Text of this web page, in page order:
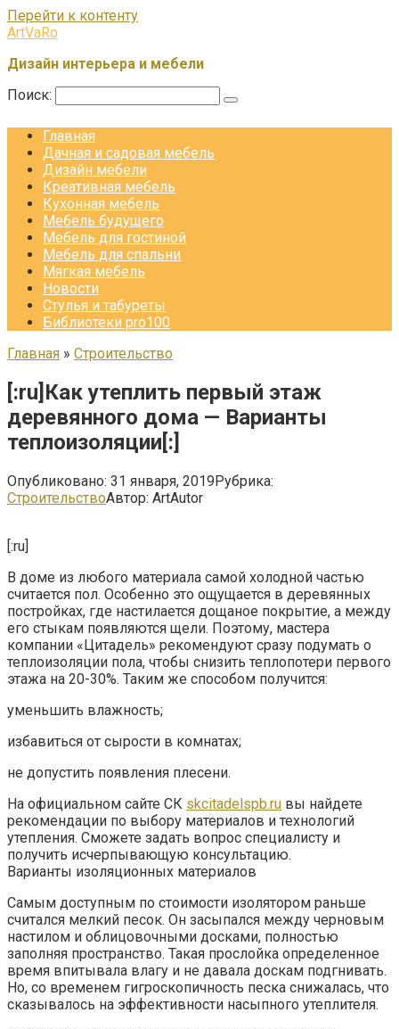
Перейти к контенту
ArtVaRo
Дизайн интерьера и мебели
Поиск:
Главная
Дачная и садовая мебель
Дизайн мебели
Креативная мебель
Кухонная мебель
Мебель будущего
Мебель для гостиной
Мебель для спальни
Мягкая мебель
Новости
Стулья и табуреты
Библиотеки pro100
Главная » Строительство
[:ru]Как утеплить первый этаж
деревянного дома — Варианты
теплоизоляции[:]
Опубликовано: 31 января, 2019Рубрика:
СтроительствоАвтор: ArtAutor
[:ru]
В доме из любого материала самой холодной частью
считается пол. Особенно это ощущается в деревянных
постройках, где настилается дощаное покрытие, а между
его стыкам появляются щели. Поэтому, мастера
компании «Цитадель» рекомендуют сразу подумать о
теплоизоляции пола, чтобы снизить теплопотери первого
этажа на 20-30%. Таким же способом получится:
уменьшить влажность;
избавиться от сырости в комнатах;
не допустить появления плесени.
На официальном сайте СК skcitadelspb.ru вы найдете
рекомендации по выбору материалов и технологий
утепления. Сможете задать вопрос специалисту и
получить исчерпывающую консультацию.
Варианты изоляционных материалов
Самым доступным по стоимости изолятором раньше
считался мелкий песок. Он засыпался между черновым
настилом и облицовочными досками, полностью
заполняя пространство. Такая прослойка определенное
время впитывала влагу и не давала доскам подгнивать.
Но, со временем гигроскопичность песка снижалась, что
сказывалось на эффективности насыпного утеплителя.